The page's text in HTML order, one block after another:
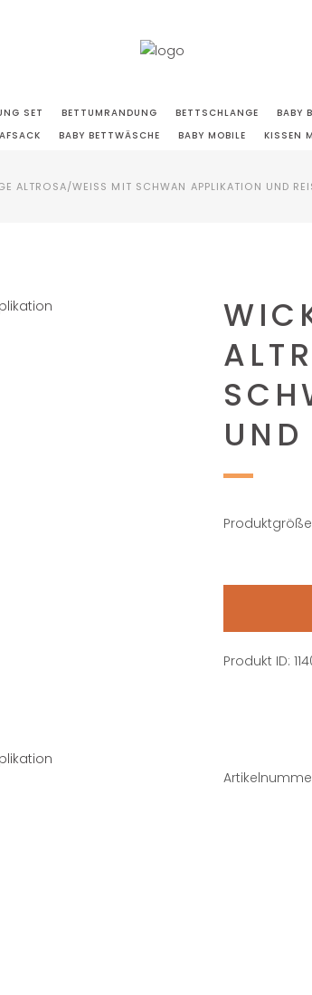
SET BETTUMRANDUNG BETTSCHLANGE BABY
BABY BETTWÄSCHE BABY MOBILE KISSEN
ALTROSA/WEISS MIT SCHWAN APPLIKATION UND
ND
Produktgröße
Produkt ID: